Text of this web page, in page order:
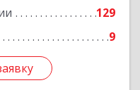
129
9
Подробнее